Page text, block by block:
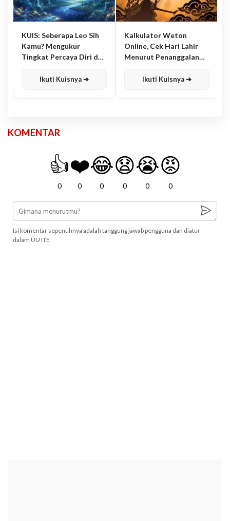
KUIS: Seberapa Leo Sih
Kamu? Mengukur
Tingkat Percaya Diri dan
Ikuti Kuisnya ➔
Kalkulator Weton
Online, Cek Hari Lahir
Menurut Penanggalan
Ikuti Kuisnya ➔
KOMENTAR
👍
0
❤️
0
😂
0
😧
0
😭
0
😡
0
Isi komentar sepenuhnya adalah tanggung jawab pengguna dan diatur
dalam UU ITE